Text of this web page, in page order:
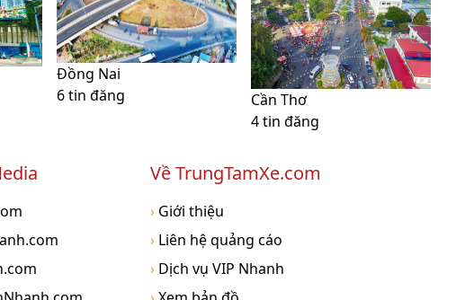
Đồng Nai
6 tin đăng
Cần Thơ
4 tin đăng
Về TrungTamXe.com
› Giới thiệu
› Liên hệ quảng cáo
› Dịch vụ VIP Nhanh